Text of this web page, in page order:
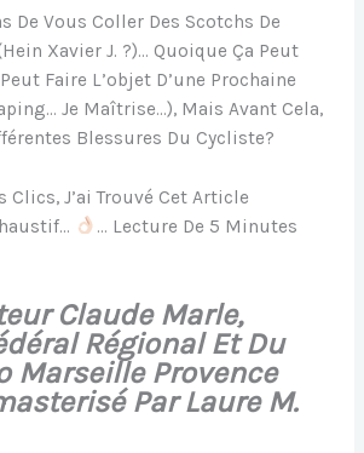
De Vous Coller Des Scotchs De
Xavier J. ?)… Quoique Ça Peut
Faire L’objet D’une Prochaine
Je Maîtrise…), Mais Avant Cela,
Blessures Du Cycliste?
Clics, J’ai Trouvé Cet Article
… Lecture De 5 Minutes
Claude Marle,
Régional Et Du
Marseille Provence
Par Laure M.